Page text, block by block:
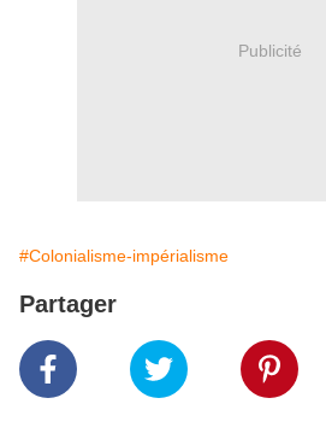
Publicité
#Colonialisme-impérialisme
Partager